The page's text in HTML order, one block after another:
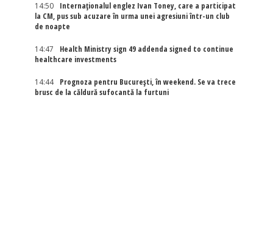
14:50
Internaţionalul englez Ivan Toney, care a participat
la CM, pus sub acuzare în urma unei agresiuni într-un club
de noapte
14:47
Health Ministry sign 49 addenda signed to continue
healthcare investments
14:44
Prognoza pentru București, în weekend. Se va trece
brusc de la căldură sufocantă la furtuni